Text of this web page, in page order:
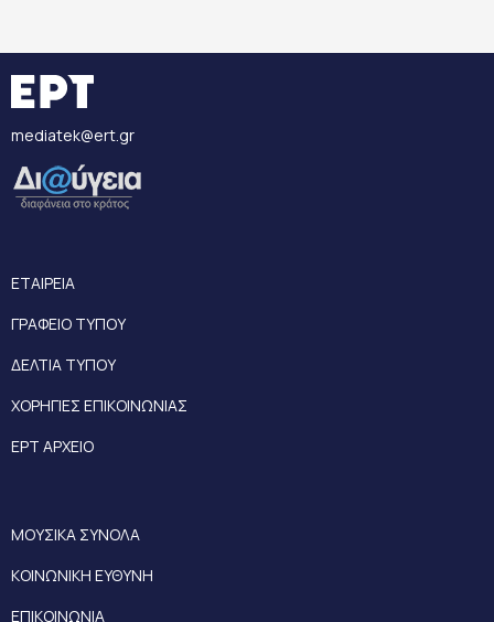
mediatek@ert.gr
ΕΤΑΙΡΕΙΑ
ΓΡΑΦΕΙΟ ΤΥΠΟΥ
ΔΕΛΤΙΑ ΤΥΠΟΥ
ΧΟΡΗΓΙΕΣ ΕΠΙΚΟΙΝΩΝΙΑΣ
ΕΡΤ ΑΡΧΕΙΟ
ΜΟΥΣΙΚΑ ΣΥΝΟΛΑ
ΚΟΙΝΩΝΙΚΗ ΕΥΘΥΝΗ
ΕΠΙΚΟΙΝΩΝΙΑ